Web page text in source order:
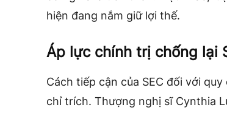
hiện đang nắm giữ lợi thế.
Áp lực chính trị chống lại
Cách tiếp cận của SEC đối với
chỉ trích. Thượng nghị sĩ Cynthia